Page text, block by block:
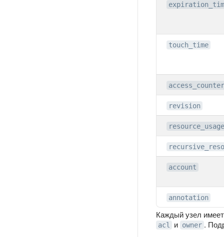
touch_time
access_counter
revision
resource_usage
account
annotation
Каждый узел
acl и owner .